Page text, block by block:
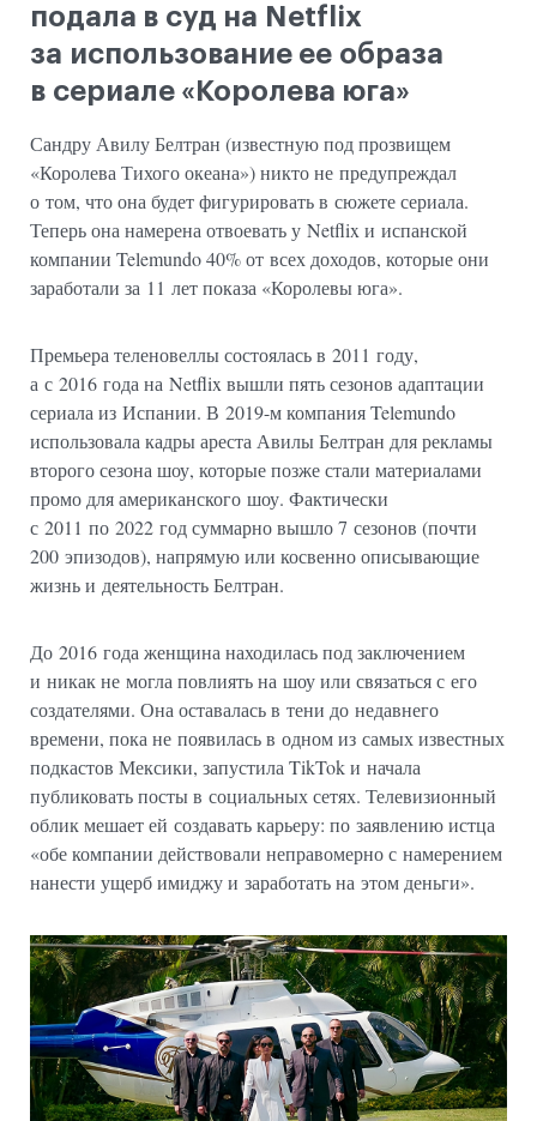
подала в суд на Netflix
за использование ее образа
в сериале «Королева юга»
Сандру Авилу Белтран (известную под прозвищем
«Королева Тихого океана») никто не предупреждал
о том, что она будет фигурировать в сюжете сериала.
Теперь она намерена отвоевать у Netflix и испанской
компании Telemundo 40% от всех доходов, которые они
заработали за 11 лет показа «Королевы юга».
Премьера теленовеллы состоялась в 2011 году,
а с 2016 года на Netflix вышли пять сезонов адаптации
сериала из Испании. В 2019-м компания Telemundo
использовала кадры ареста Авилы Белтран для рекламы
второго сезона шоу, которые позже стали материалами
промо для американского шоу. Фактически
с 2011 по 2022 год суммарно вышло 7 сезонов (почти
200 эпизодов), напрямую или косвенно описывающие
жизнь и деятельность Белтран.
До 2016 года женщина находилась под заключением
и никак не могла повлиять на шоу или связаться с его
создателями. Она оставалась в тени до недавнего
времени, пока не появилась в одном из самых известных
подкастов Мексики, запустила TikTok и начала
публиковать посты в социальных сетях. Телевизионный
облик мешает ей создавать карьеру: по заявлению истца
«обе компании действовали неправомерно с намерением
нанести ущерб имиджу и заработать на этом деньги».